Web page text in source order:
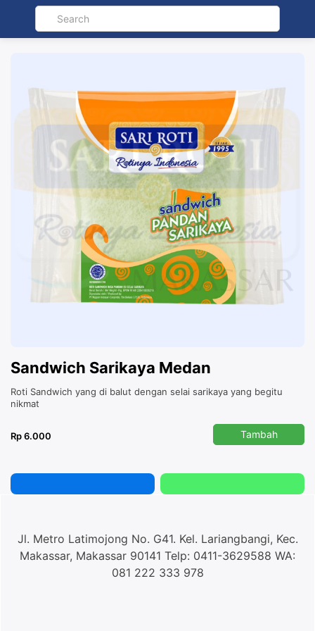
Sandwich Sarikaya Medan
Roti Sandwich yang di balut dengan selai sarikaya yang begitu
nikmat
Rp 6.000 Tambah
Jl. Metro Latimojong No. G41. Kel. Lariangbangi, Kec.
Makassar, Makassar 90141 Telp: 0411-3629588 WA:
081 222 333 978